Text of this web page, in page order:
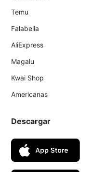
Temu
Falabella
AliExpress
Magalu
Kwai Shop
Americanas
Descargar